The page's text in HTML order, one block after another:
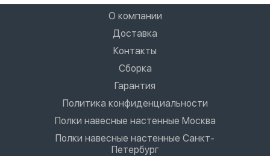
О компании
Доставка
Контакты
Сборка
Гарантия
Политика конфиденциальности
Полки навесные настенные Москва
Полки навесные настенные Санкт-
Петербург